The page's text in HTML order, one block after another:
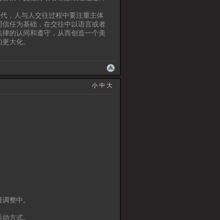
人与人交往过程中要注重主体
任为基础，在交往中以语言或者
的认同和遵守，从而创造一个美
大化。
小 中 大
整中。
方式。